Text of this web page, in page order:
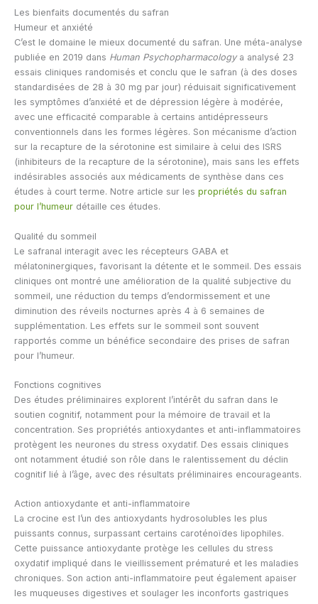
Les bienfaits documentés du safran
Humeur et anxiété
C’est le domaine le mieux documenté du safran. Une méta-analyse
publiée en 2019 dans Human Psychopharmacologya analysé 23
essais cliniques randomisés et conclu que le safran (à des doses
standardisées de 28 à 30 mg par jour) réduisait significativement
les symptômes d’anxiété et de dépression légère à modérée,
avec une efficacité comparable à certains antidépresseurs
conventionnels dans les formes légères. Son mécanisme d’action
sur la recapture de la sérotonine est similaire à celui des ISRS
(inhibiteurs de la recapture de la sérotonine), mais sans les effets
indésirables associés aux médicaments de synthèse dans ces
études à court terme. Notre article sur les propriétés du safran
pour l’humeur détaille ces études.
Qualité du sommeil
Le safranal interagit avec les récepteurs GABA et
mélatoninergiques, favorisant la détente et le sommeil. Des essais
cliniques ont montré une amélioration de la qualité subjective du
sommeil, une réduction du temps d’endormissement et une
diminution des réveils nocturnes après 4 à 6 semaines de
supplémentation. Les effets sur le sommeil sont souvent
rapportés comme un bénéfice secondaire des prises de safran
pour l’humeur.
Fonctions cognitives
Des études préliminaires explorent l’intérêt du safran dans le
soutien cognitif, notamment pour la mémoire de travail et la
concentration. Ses propriétés antioxydantes et anti-inflammatoires
protègent les neurones du stress oxydatif. Des essais cliniques
ont notamment étudié son rôle dans le ralentissement du déclin
cognitif lié à l’âge, avec des résultats préliminaires encourageants.
Action antioxydante et anti-inflammatoire
La crocine est l’un des antioxydants hydrosolubles les plus
puissants connus, surpassant certains caroténoïdes lipophiles.
Cette puissance antioxydante protège les cellules du stress
oxydatif impliqué dans le vieillissement prématuré et les maladies
chroniques. Son action anti-inflammatoire peut également apaiser
les muqueuses digestives et soulager les inconforts gastriques